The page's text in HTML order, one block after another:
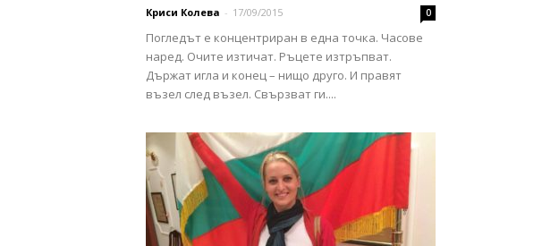
Криси Колева - 17/09/2015 0
Погледът е концентриран в една точка. Часове
наред. Очите изтичат. Ръцете изтръпват.
Държат игла и конец – нищо друго. И правят
възел след възел. Свързват ги....